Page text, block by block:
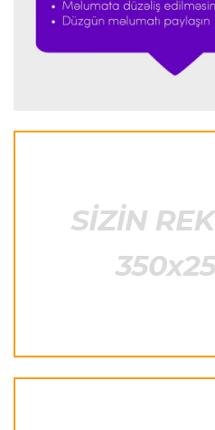
Formula-1 23:18 08.08.2026
“Ferrari”nin sabiq
Şumaxerlə müqayisə etdi
PSJ “Mançester